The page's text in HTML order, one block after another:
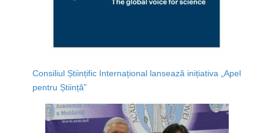
Consiliul Științific Internațional lansează inițiativa „Apel
pentru Știință”